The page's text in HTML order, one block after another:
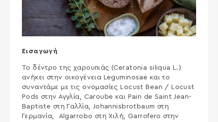
Εισαγωγή
Το δέντρο της χαρουπιάς (Ceratonia siliqua L.)
ανήκει στην οικογένεια Leguminosae και το
συναντάμε με τις ονομασίες Locust Bean / Locust
Pods στην Αγγλία, Caroube και Pain de Saint Jean-
Baptiste στη Γαλλία, Johannisbrotbaum στη
Γερμανία, Algarrobo στη Χιλή, Garrofero στην